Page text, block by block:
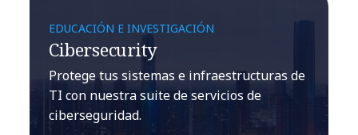
EDUCACIÓN E INVESTIGACIÓN
Cibersecurity
Protege tus sistemas e infraestructuras de
TI con nuestra suite de servicios de
ciberseguridad.